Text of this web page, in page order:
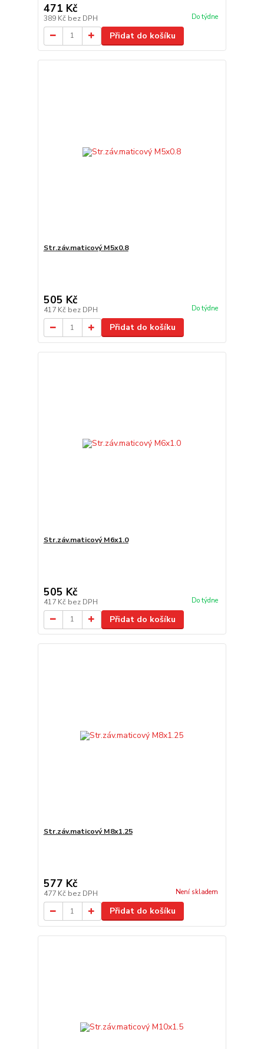
471 Kč
389 Kč bez DPH Do týdne
Přidat do košíku
Str.záv.maticový M5x0.8
505 Kč
417 Kč bez DPH Do týdne
Přidat do košíku
Str.záv.maticový M6x1.0
505 Kč
417 Kč bez DPH Do týdne
Přidat do košíku
Str.záv.maticový M8x1.25
577 Kč
477 Kč bez DPH Není skladem
Přidat do košíku